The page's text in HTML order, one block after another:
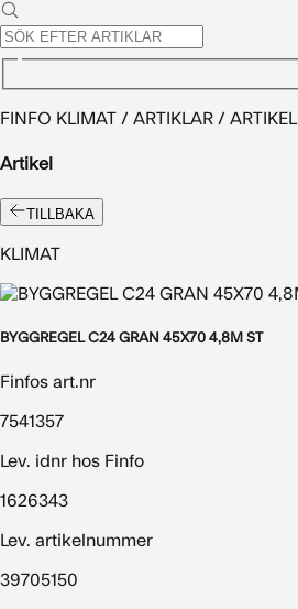
FINFO KLIMAT / ARTIKLAR / ARTIKEL
Artikel
TILLBAKA
KLIMAT
BYGGREGEL C24 GRAN 45X70 4,8M ST
Finfos art.nr
7541357
Lev. idnr hos Finfo
1626343
Lev. artikelnummer
39705150